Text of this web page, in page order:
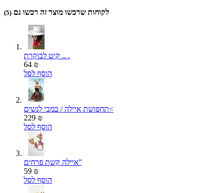
לקוחות שרכשו מוצר זה רכשו גם (5)
קיט לבוקרת .. .
64 ₪
הוסף לסל
תחפושת איילה / במבי לנשים<
229 ₪
הוסף לסל
איילה קשת פרחים''
59 ₪
הוסף לסל